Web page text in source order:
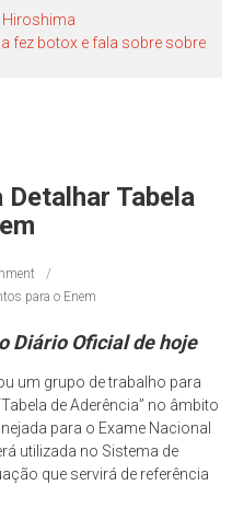
fez botox e fala sobre sobre
Detalhar Tabela
para o Enem
Diário Oficial de hoje
um grupo de trabalho para
de Aderência” no âmbito
para o Exame Nacional
utilizada no Sistema de
que servirá de referência